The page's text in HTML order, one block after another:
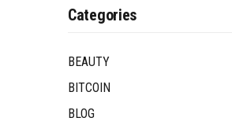
Categories
BEAUTY
BITCOIN
BLOG